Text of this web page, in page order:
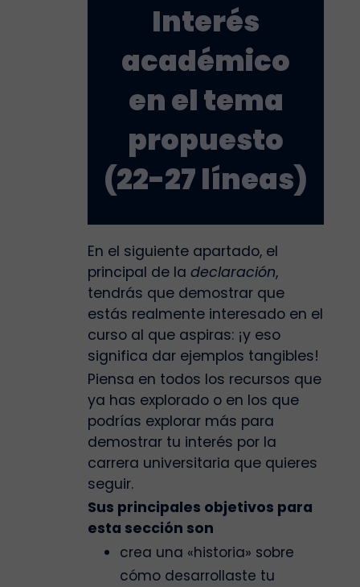
Interés
académico
en el tema
propuesto
(22-27 líneas)
En el siguiente apartado, el
principal de la declaración,
tendrás que demostrar que
estás realmente interesado en el
curso al que aspiras: ¡y eso
significa dar ejemplos tangibles!
Piensa en todos los recursos que
ya has explorado o en los que
podrías explorar más para
demostrar tu interés por la
carrera universitaria que quieres
seguir.
Sus principales objetivos para
esta sección son
crea una «historia» sobre
cómo desarrollaste tu